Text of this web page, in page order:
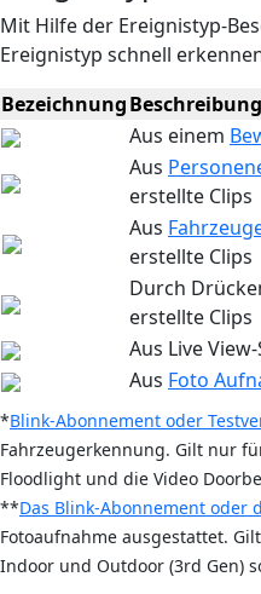
Mit Hilfe der Ereignistyp-
Ereignistyp schnell
BezeichnungBeschreibung
Aus einem
Aus
erstellte Clips
Aus
erstellte Clips
Durch
erstellte Clips
Aus Live
Aus Foto
*Blink-Abonnement oder
Fahrzeugerkennung. Gilt nur
Floodlight und die Video
**Das Blink-Abonnement oder
Fotoaufnahme ausgestattet.
Indoor und Outdoor (3rd Gen)